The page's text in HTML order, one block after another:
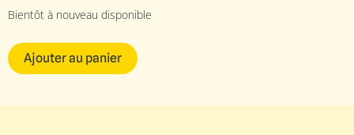
Bientôt à nouveau disponible
Ajouter au panier